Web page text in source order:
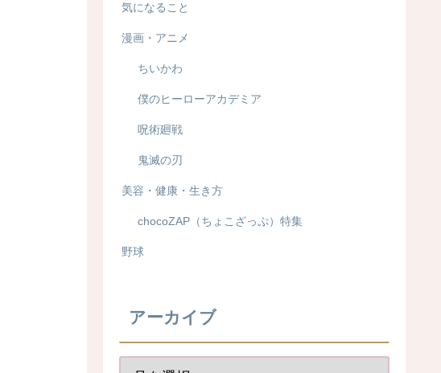
気になること
漫画・アニメ
ちいかわ
僕のヒーローアカデミア
呪術廻戦
鬼滅の刃
美容・健康・生き方
chocoZAP（ちょこざっぷ）特集
野球
アーカイブ